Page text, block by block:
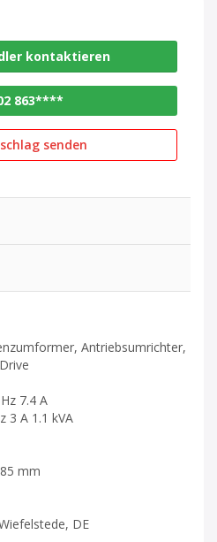
kontaktieren
863****
senden
Antriebsumrichter,
7.4 A
3 A 1.1 kVA
mm
DE